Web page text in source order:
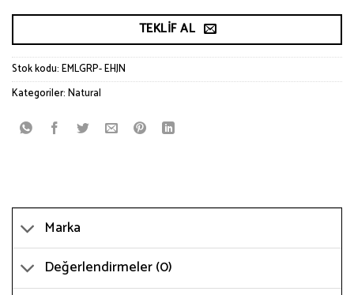
TEKLIF AL
Stok kodu:EMLGRP- EHJN
Kategoriler:Natural
Marka
Değerlendirmeler (0)